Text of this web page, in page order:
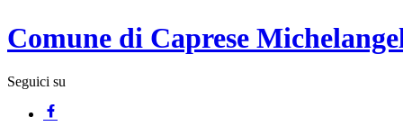
Comune di Caprese
Seguici su